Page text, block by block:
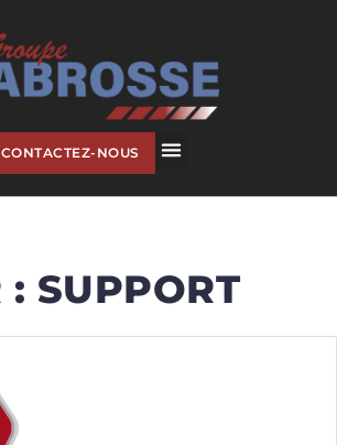
CONTACTEZ-NOUS
: SUPPORT